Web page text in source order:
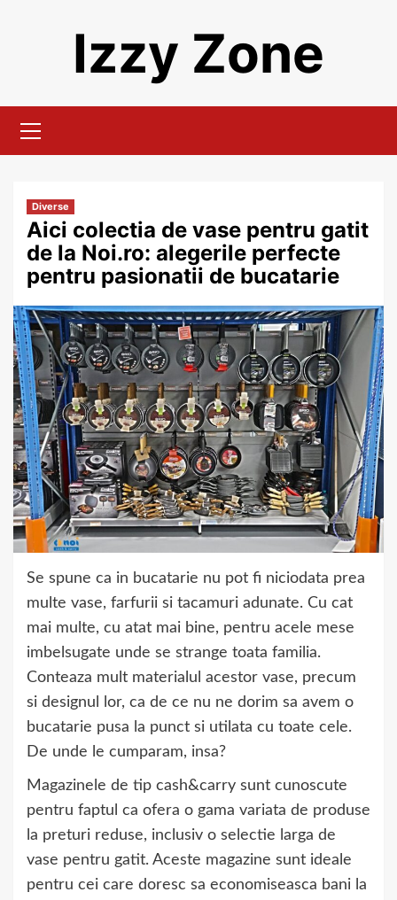
Izzy Zone
Menu
Diverse
Aici colectia de vase pentru gatit
de la Noi.ro: alegerile perfecte
pentru pasionatii de bucatarie
Se spune ca in bucatarie nu pot fi niciodata prea
multe vase, farfurii si tacamuri adunate. Cu cat
mai multe, cu atat mai bine, pentru acele mese
imbelsugate unde se strange toata familia.
Conteaza mult materialul acestor vase, precum
si designul lor, ca de ce nu ne dorim sa avem o
bucatarie pusa la punct si utilata cu toate cele.
De unde le cumparam, insa?
Magazinele de tip cash&carry sunt cunoscute
pentru faptul ca ofera o gama variata de produse
la preturi reduse, inclusiv o selectie larga de
vase pentru gatit. Aceste magazine sunt ideale
pentru cei care doresc sa economiseasca bani la